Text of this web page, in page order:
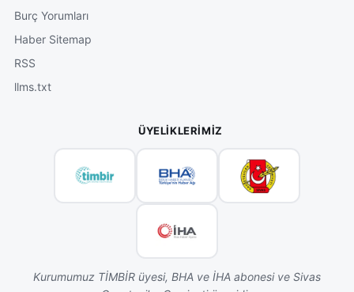
Burç Yorumları
Haber Sitemap
RSS
llms.txt
ÜYELIKLERIMIZ
Kurumumuz TİMBİR üyesi, BHA ve İHA abonesi ve Sivas